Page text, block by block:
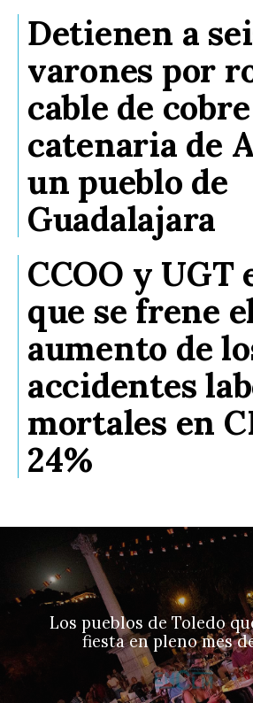
Detienen a
varones por
cable de
catenaria de
un pueblo de
Guadalajara
CCOO y UGT
que se frene
aumento de
accidentes
mortales en
24%
Los pueblos de Toledo
fiesta en pleno mes